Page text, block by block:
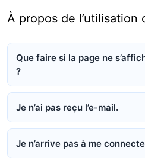
À propos de l’utilisation
Que faire si la page ne
?
Je n’ai pas reçu l’e-mail.
Je n’arrive pas à me